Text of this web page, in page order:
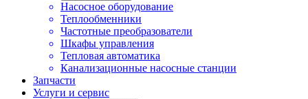
Насосное оборудование
Теплообменники
Частотные преобразователи
Шкафы управления
Тепловая автоматика
Канализационные насосные станции
Запчасти
Услуги и сервис